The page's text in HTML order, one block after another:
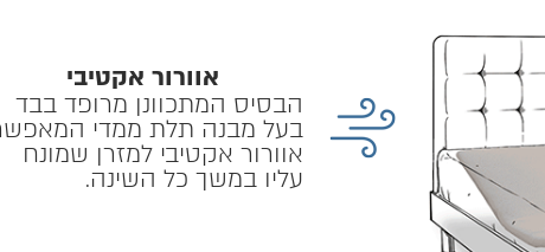
אוורור אקטיבי
הבסיס המתכוונן מרופד בבד
בעל מבנה תלת ממדי
אוורור אקטיבי למזרן שמונח
עליו במשך כל השינה.